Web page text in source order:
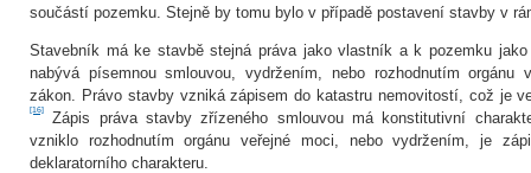
součástí pozemku. Stejně by tomu bylo v případě postavení stavby v
Stavebník má ke stavbě stejná práva jako vlastník a k pozemku
nabývá písemnou smlouvou, vydržením, nebo rozhodnutím orgánu
zákon. Právo stavby vzniká zápisem do katastru nemovitostí, což je
[16]
Zápis práva stavby zřízeného smlouvou má konstitutivní
vzniklo rozhodnutím orgánu veřejné moci, nebo vydržením, je
deklaratorního charakteru.